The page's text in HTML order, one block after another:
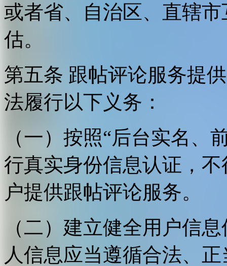
或者省、自治区、直辖
估。
第五条 跟帖评论服务提
法履行以下义务：
（一）按照“后台实名、
行真实身份信息认证，
户提供跟帖评论服务。
（二）建立健全用户信
人信息应当遵循合法、